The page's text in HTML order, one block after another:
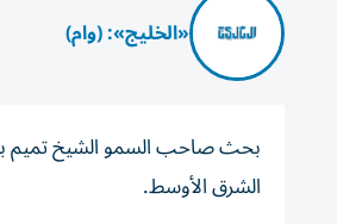
«الخليج»: (وام)
بحث صاحب السمو الشيخ تميم
الشرق الأوسط.